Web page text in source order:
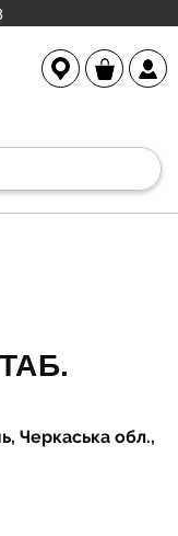
Черкаська обл.,